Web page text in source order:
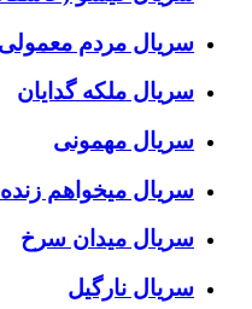
سریال مردم معمولی
سریال ملکه گدایان
سریال مهمونی
سریال میخواهم زنده
سریال میدان سرخ
سریال نارگیل